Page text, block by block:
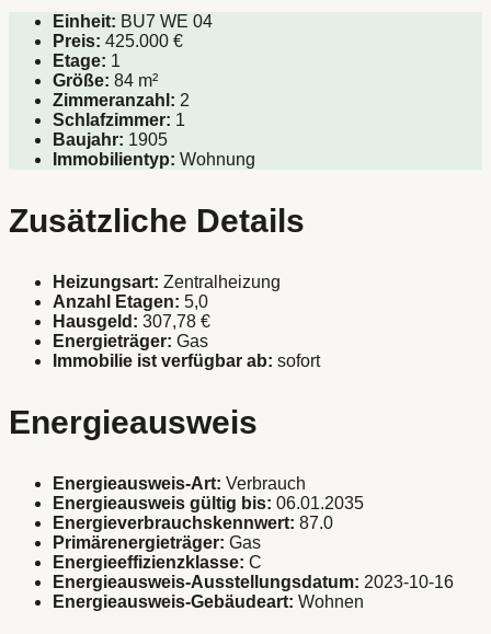
Einheit: BU7 WE 04
Preis: 425.000 €
Etage: 1
Größe: 84 m²
Zimmeranzahl: 2
Schlafzimmer: 1
Baujahr: 1905
Immobilientyp: Wohnung
Zusätzliche Details
Heizungsart: Zentralheizung
Anzahl Etagen: 5,0
Hausgeld: 307,78 €
Energieträger: Gas
Immobilie ist verfügbar ab: sofort
Energieausweis
Energieausweis-Art: Verbrauch
Energieausweis gültig bis: 06.01.2035
Energieverbrauchskennwert: 87.0
Primärenergieträger: Gas
Energieeffizienzklasse: C
Energieausweis-Ausstellungsdatum: 2023-10-16
Energieausweis-Gebäudeart: Wohnen